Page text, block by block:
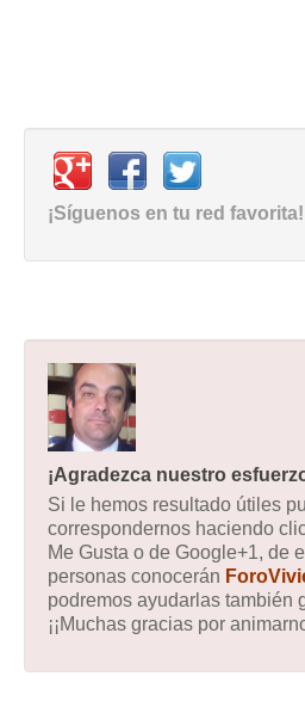
¡Síguenos en tu red favorita!
¡Agradezca nuestro
Si le hemos resultado útiles
correspondernos haciendo
Me Gusta o de Google+1, de
personas conocerán
podremos ayudarlas también
¡¡Muchas gracias por